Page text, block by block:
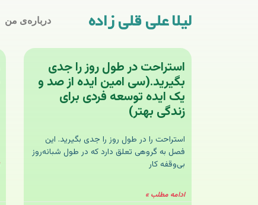
لیلا علی قلی زاده درباره‌ی من
استراحت در طول روز را جدی
بگیرید.(سی امین ایده از صد و
یک ایده توسعه فردی برای
زندگی بهتر)
استراحت را در طول روز را جدی بگیرید. این
فصل به گروهی تعلق دارد که در طول شبانه‌روز
بی‌وقفه کار
ادامه مطلب »